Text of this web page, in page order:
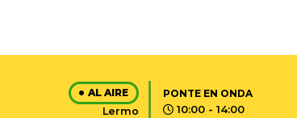
AL AIRE
Lermo
PONTE EN ONDA
10:00 - 14:00